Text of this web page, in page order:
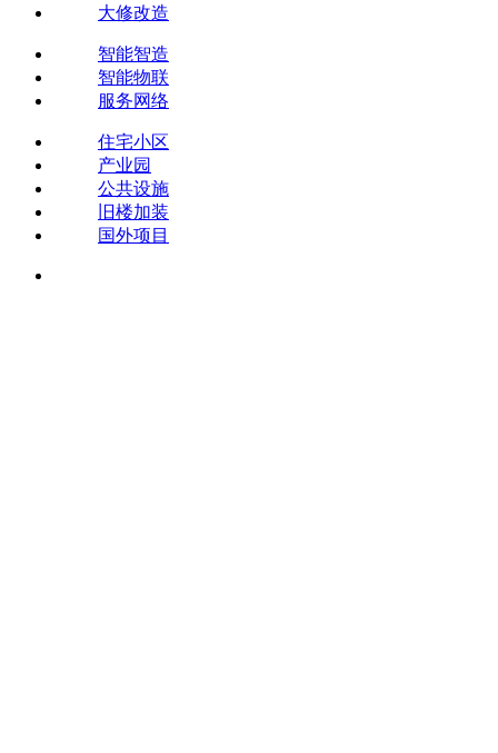
大修改造
智能智造
智能物联
服务网络
住宅小区
产业园
公共设施
旧楼加装
国外项目